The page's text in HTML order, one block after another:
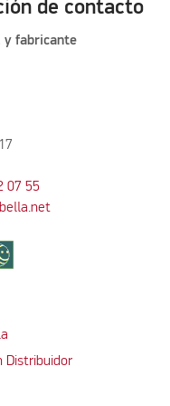
de contacto
y fabricante
07 55
Distribuidor